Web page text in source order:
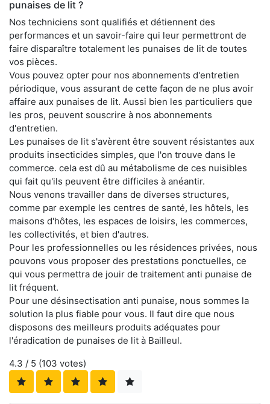
punaises de lit ?
Nos techniciens sont qualifiés et détiennent des
performances et un savoir-faire qui leur permettront de
faire disparaître totalement les punaises de lit de toutes
vos pièces.
Vous pouvez opter pour nos abonnements d'entretien
périodique, vous assurant de cette façon de ne plus avoir
affaire aux punaises de lit. Aussi bien les particuliers que
les pros, peuvent souscrire à nos abonnements
d'entretien.
Les punaises de lit s'avèrent être souvent résistantes aux
produits insecticides simples, que l'on trouve dans le
commerce. cela est dû au métabolisme de ces nuisibles
qui fait qu'ils peuvent être difficiles à anéantir.
Nous venons travailler dans de diverses structures,
comme par exemple les centres de santé, les hôtels, les
maisons d'hôtes, les espaces de loisirs, les commerces,
les collectivités, et bien d'autres.
Pour les professionnelles ou les résidences privées, nous
pouvons vous proposer des prestations ponctuelles, ce
qui vous permettra de jouir de traitement anti punaise de
lit fréquent.
Pour une désinsectisation anti punaise, nous sommes la
solution la plus fiable pour vous. Il faut dire que nous
disposons des meilleurs produits adéquates pour
l'éradication de punaises de lit à Bailleul.
4.3 / 5 (103 votes)